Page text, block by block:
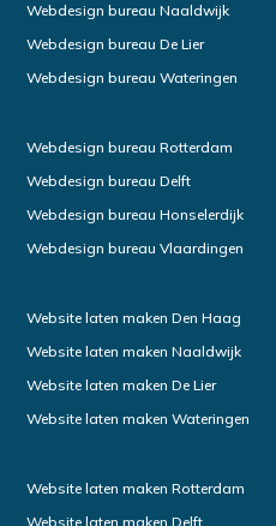
Webdesign bureau Naaldwijk
Webdesign bureau De Lier
Webdesign bureau Wateringen
Webdesign bureau Rotterdam
Webdesign bureau Delft
Webdesign bureau Honselerdijk
Webdesign bureau Vlaardingen
Website laten maken Den Haag
Website laten maken Naaldwijk
Website laten maken De Lier
Website laten maken Wateringen
Website laten maken Rotterdam
Website laten maken Delft